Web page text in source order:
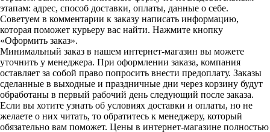
этапам: адрес, способ доставки, оплаты, данные о себе.
Советуем в комментарии к заказу написать информацию,
которая поможет курьеру вас найти. Нажмите кнопку
«Оформить заказ».
Минимальный заказ в нашем интернет-магазин вы можете
уточнить у менеджера. При оформлении заказа, компания
оставляет за собой право попросить внести предоплату. Заказы
сделанные в выходные и праздничные дни через корзину будут
обработаны в первый рабочий день следующий после заказа.
Если вы хотите узнать об условиях доставки и оплаты, но не
желаете о них читать, то обратитесь к менеджеру, который
обязательно вам поможет. Цены в интернет-магазине полностью